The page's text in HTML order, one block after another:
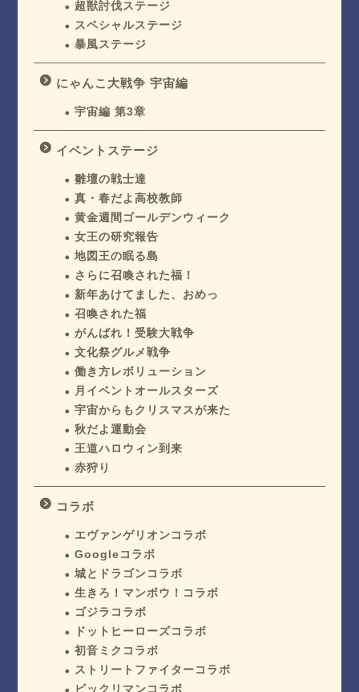
超獣討伐ステージ
スペシャルステージ
暴風ステージ
にゃんこ大戦争 宇宙編
宇宙編 第3章
イベントステージ
雛壇の戦士達
真・春だよ高校教師
黄金週間ゴールデンウィーク
女王の研究報告
地図王の眠る島
さらに召喚された福！
新年あけてました、おめっ
召喚された福
がんばれ！受験大戦争
文化祭グルメ戦争
働き方レボリューション
月イベントオールスターズ
宇宙からもクリスマスが来た
秋だよ運動会
王道ハロウィン到来
赤狩り
コラボ
エヴァンゲリオンコラボ
Googleコラボ
城とドラゴンコラボ
生きろ！マンボウ！コラボ
ゴジラコラボ
ドットヒーローズコラボ
初音ミクコラボ
ストリートファイターコラボ
ビックリマンコラボ